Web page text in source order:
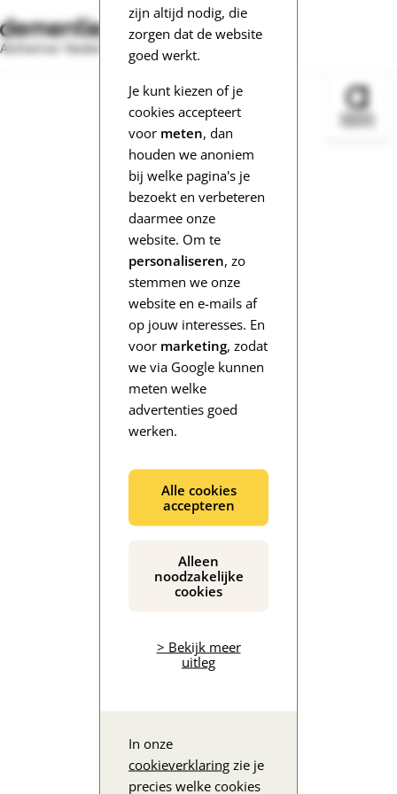
zijn altijd nodig, die
zorgen dat de website
goed werkt.
Je kunt kiezen of je
cookies accepteert
voor meten, dan
houden we anoniem
bij welke pagina's je
bezoekt en verbeteren
daarmee onze
website. Om te
personaliseren, zo
stemmen we onze
website en e-mails af
op jouw interesses. En
voor marketing, zodat
we via Google kunnen
meten welke
advertenties goed
werken.
Alle cookies
accepteren
Alleen
noodzakelijke
cookies
> Bekijk meer
uitleg
In onze
cookieverklaring zie je
precies welke cookies
Alzheimer Nederland
De inhoud wordt geladen...